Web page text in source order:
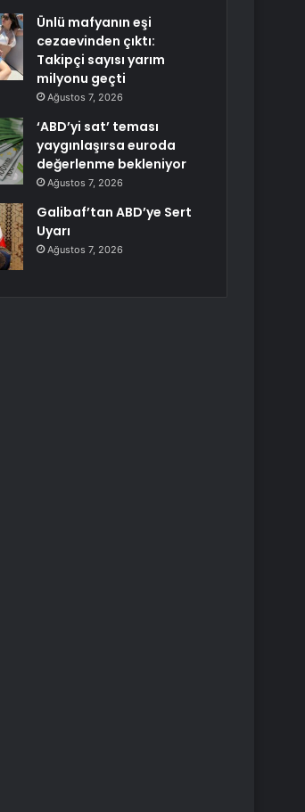
Ünlü mafyanın eşi
cezaevinden çıktı:
Takipçi sayısı yarım
milyonu geçti
Ağustos 7, 2026
‘ABD’yi sat’ teması
yaygınlaşırsa euroda
değerlenme bekleniyor
Ağustos 7, 2026
Galibaf’tan ABD’ye Sert
Uyarı
Ağustos 7, 2026